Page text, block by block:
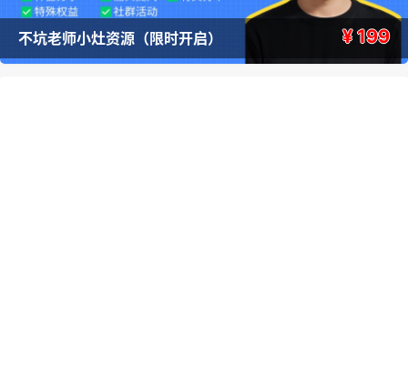
不坑老师小灶资源（限时开启） ¥ 199